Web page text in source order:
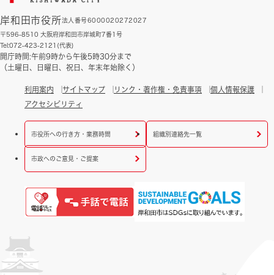
岸和田市役所法人番号6000020272027
〒596-8510 大阪府岸和田市岸城町7番1号
Tel:072-423-2121(代表)
開庁時間:午前9時から午後5時30分まで
（土曜日、日曜日、祝日、年末年始除く）
利用案内 サイトマップ リンク・著作権・免責事項
個人情報保護
アクセシビリティ
市役所への行き方・業務時間 組織別連絡先一覧
市政へのご意見・ご提案